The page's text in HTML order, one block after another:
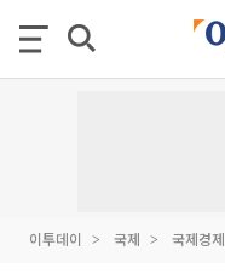
이투데이 국제 국제경제